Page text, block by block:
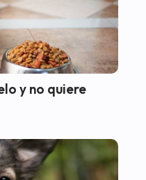
y no quiere